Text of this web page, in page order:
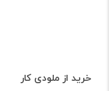
خرید از ملودی کار